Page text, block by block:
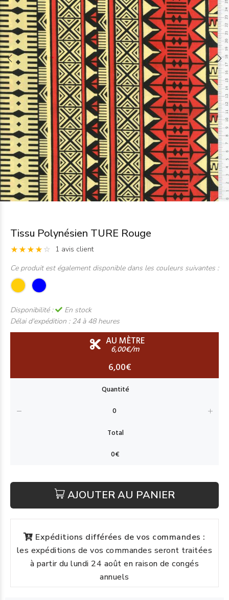
Tissu Polynésien TURE Rouge
1 avis client
Ce produit est également disponible dans les couleurs suivantes :
Disponibilité :
En stock
Délai d'expédition : 24 à 48 heures
AU MÈTRE
6,00€/m
6,00€
AJOUTER AU PANIER
Expéditions différées de vos commandes :
les expéditions de vos commandes seront traitées
à partir du lundi 24 août en raison de congés
annuels